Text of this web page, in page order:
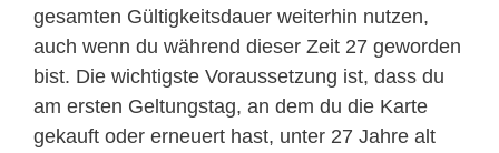
gesamten Gültigkeitsdauer weiterhin nutzen,
auch wenn du während dieser Zeit 27 geworden
bist. Die wichtigste Voraussetzung ist, dass du
am ersten Geltungstag, an dem du die Karte
gekauft oder erneuert hast, unter 27 Jahre alt